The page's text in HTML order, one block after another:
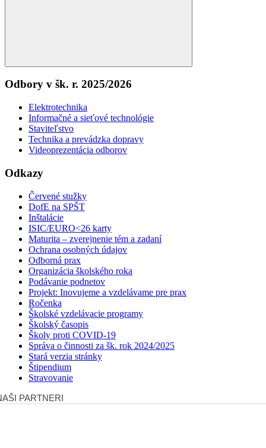
Search
Odbory v šk. r. 2025/2026
Elektrotechnika
Informačné a sieťové technológie
Staviteľstvo
Technika a prevádzka dopravy
Videoprezentácia odborov
Odkazy
Červené stužky
DofE na SPŠT
Inštalácie
ISIC/EURO<26 karty
Maturita – zverejnenie tém a zadaní
Ochrana osobných údajov
Odborná prax
Organizácia školského roka
Podávanie podnetov
Projekt: Inovujeme a vzdelávame pre prax
Ročenka
Školské vzdelávacie programy
Školský časopis
Školy proti COVID-19
Správa o činnosti za šk. rok 2024/2025
Stará verzia stránky
Štipendium
Stravovanie